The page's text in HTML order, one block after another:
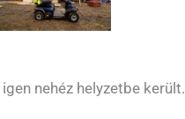
nehéz helyzetbe került.